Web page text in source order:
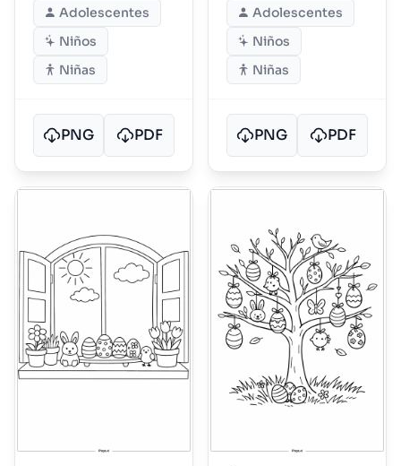
Adolescentes
Niños
Niñas
PNG PDF
Adolescentes
Niños
Niñas
PNG PDF